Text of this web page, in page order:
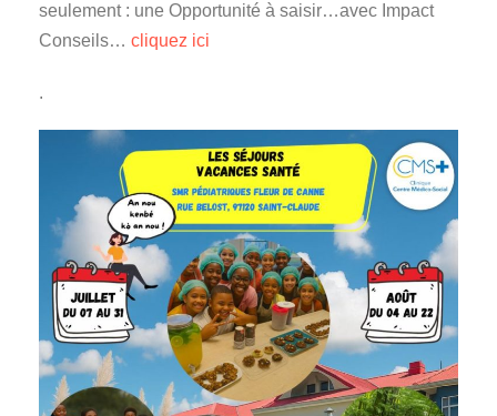
seulement : une Opportunité à saisir…avec Impact
Conseils… cliquez ici
.